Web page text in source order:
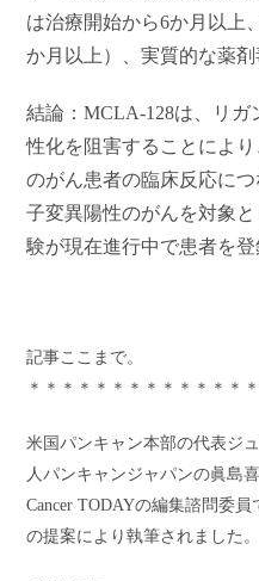
は治療開始から6か月以上
か月以上）、実質的な薬剤
結論：MCLA-128は、リガ
性化を阻害することによ
のがん患者の臨床反応に
子変異陽性のがんを対象
験が現在進行中で患者を登
記事ここまで。
＊＊＊＊＊＊＊＊＊＊＊＊＊
米国パンキャン本部の代表ジ
人パンキャンジャパンの眞島
Cancer TODAYの編集諮問委
の提案により執筆されました。